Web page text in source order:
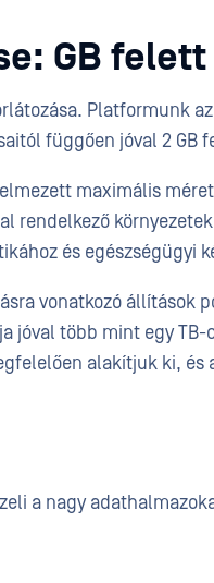
GB
Platformunk
függően jóval 2
maximális
rendelkező
és egészségügyi
vonatkozó
jóval több mint egy
alakítjuk ki, és
a nagy